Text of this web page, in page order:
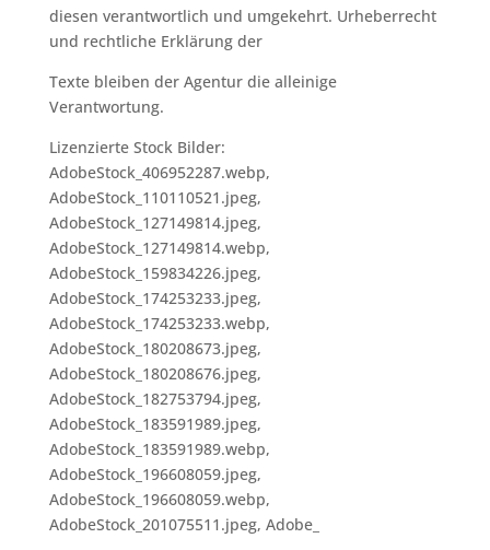
diesen verantwortlich und umgekehrt. Urheberrecht
und rechtliche Erklärung der
Texte bleiben der Agentur die alleinige
Verantwortung.
Lizenzierte Stock Bilder:
AdobeStock_406952287.webp,
AdobeStock_110110521.jpeg,
AdobeStock_127149814.jpeg,
AdobeStock_127149814.webp,
AdobeStock_159834226.jpeg,
AdobeStock_174253233.jpeg,
AdobeStock_174253233.webp,
AdobeStock_180208673.jpeg,
AdobeStock_180208676.jpeg,
AdobeStock_182753794.jpeg,
AdobeStock_183591989.jpeg,
AdobeStock_183591989.webp,
AdobeStock_196608059.jpeg,
AdobeStock_196608059.webp,
AdobeStock_201075511.jpeg, Adobe_